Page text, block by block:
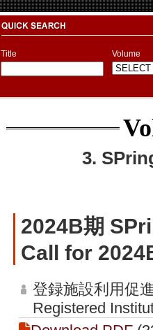
Title Volume
3.
2024B期
Call for
登録施設利用
Registered